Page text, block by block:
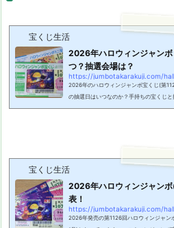
宝くじ生活
2026年ハロウィンジャン
つ？抽選会場は？
https://jumbotakarakuji.com/
2026年のハロウィンジャンボ宝くじ(第
の抽選日はいつなのか？手持ちの宝くじ
くドキドキする時間ですよね。そこで今
宝くじ生活
2026年ハロウィンジャン
表！
https://jumbotakarakuji.com/
2026年発売の第1126回ハロウィンジャン